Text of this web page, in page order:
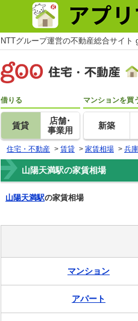
NTTグループ運営の不動産総合サイト
借りる
賃貸
店舗･
事業用
マンションを買
新築
住宅・不動産 > 賃貸 > 家賃相場 > 兵
山陽天満駅の家賃相場
山陽天満駅の家賃相場
マンション
アパート